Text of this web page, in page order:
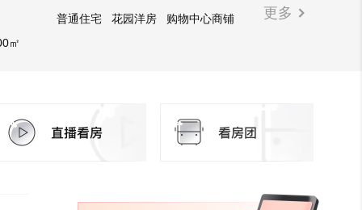
㎡
普通住宅 花园洋房 购物中心商铺 更多